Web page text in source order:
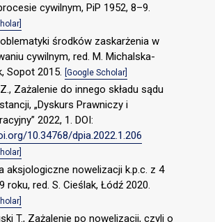
cywilnym, PiP 1952, 8–9.
środków zaskarżenia w
cywilnym, red. M. Michalska-
Sopot 2015. [Google Scholar]
Zażalenie do innego składu sądu
„Dyskurs Prawniczy i
2022, 1. DOI:
10.34768/dpia.2022.1.206
aksjologiczne nowelizacji k.p.c. z 4
roku, red. S. Cieślak, Łódź 2020.
T., Zażalenie po nowelizacji, czyli o